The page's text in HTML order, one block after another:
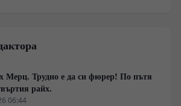
Мерц. Трудно е да си фюрер! По пътя
райх.
06:44